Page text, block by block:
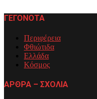
ΓΕΓΟΝΟΤΑ
Περιφέρεια
Φθιώτιδα
Ελλάδα
Κόσμος
ΑΡΘΡΑ – ΣΧΟΛΙΑ